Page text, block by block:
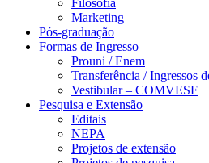
Marketing
Pós-graduação
Formas de Ingresso
Prouni / Enem
Transferência / Ingressos
Vestibular – COMVESF
Pesquisa e Extensão
Editais
NEPA
Projetos de extensão